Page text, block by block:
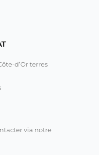
d’Or terres
via notre